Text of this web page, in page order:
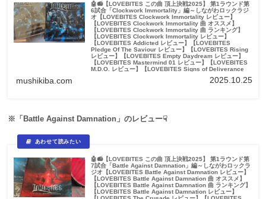
🤖📻【LOVEBITES この曲 頂上決戦2025】 第1ラウンド第
6試合「Clockwork Immortality」編～しながわロックラジ
オ【LOVEBITES Clockwork Immortality レビュー】
【LOVEBITES Clockwork Immortality 曲 オススメ】
【LOVEBITES Clockwork Immortality 曲 ランキング】
【LOVEBITES Clockwork Immortality レビュー】
【LOVEBITES Addicted レビュー】【LOVEBITES
Pledge Of The Saviour レビュー】【LOVEBITES Rising
レビュー】【LOVEBITES Empty Daydream レビュー】
【LOVEBITES Mastermind 01 レビュー】【LOVEBITES
M.D.O. レビュー】【LOVEBITES Signs of Deliverance
Journey To The Otherside レビュー】【LOVEBITES The
Final Collision レビュー】【LOVEBITES We The United
mushikiba.com 2025.10.25
※「Battle Against Damnation」のレビュー☟
🤖📻【LOVEBITES この曲 頂上決戦2025】 第1ラウンド第
7試合「Battle Against Damnation」編～しながわロックラ
ジオ【LOVEBITES Battle Against Damnation レビュー】
【LOVEBITES Battle Against Damnation 曲 オススメ】
【LOVEBITES Battle Against Damnation 曲 ランキング】
【LOVEBITES Battle Against Damnation レビュー】